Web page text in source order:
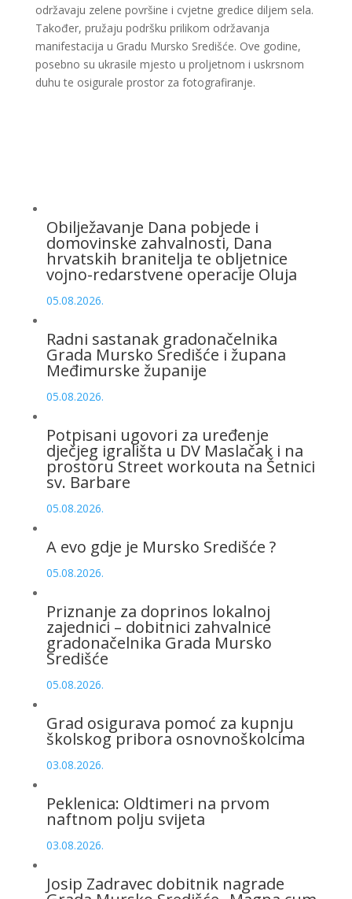
održavaju zelene površine i cvjetne gredice diljem sela.
Također, pružaju podršku prilikom održavanja
manifestacija u Gradu Mursko Središće. Ove godine,
posebno su ukrasile mjesto u proljetnom i uskrsnom
duhu te osigurale prostor za fotografiranje.
Obilježavanje Dana pobjede i
domovinske zahvalnosti, Dana
hrvatskih branitelja te obljetnice
vojno-redarstvene operacije Oluja
05.08.2026.
Radni sastanak gradonačelnika
Grada Mursko Središće i župana
Međimurske županije
05.08.2026.
Potpisani ugovori za uređenje
dječjeg igrališta u DV Maslačak i na
prostoru Street workouta na Šetnici
sv. Barbare
05.08.2026.
A evo gdje je Mursko Središće ?
05.08.2026.
Priznanje za doprinos lokalnoj
zajednici – dobitnici zahvalnice
gradonačelnika Grada Mursko
Središće
05.08.2026.
Grad osigurava pomoć za kupnju
školskog pribora osnovnoškolcima
03.08.2026.
Peklenica: Oldtimeri na prvom
naftnom polju svijeta
03.08.2026.
Josip Zadravec dobitnik nagrade